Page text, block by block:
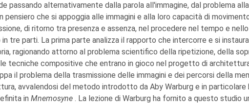
passando alternativamente dalla parola all'immagine, dal problema
pensiero che si appoggia alle immagini e alla loro capacità di
di ritorno tra presenza e assenza, nel procedere nel tempo e
tre parti. La prima parte analizza il rapporto che intercorre e si
ragionando attorno al problema scientifico della ripetizione, della
tecniche compositive che entrano in gioco nel progetto di
il problema della trasmissione delle immagini e dei percorsi della
avvalendosi del metodo introdotto da Aby Warburg e in particolare
in Mnemosyne . La lezione di Warburg ha fornito a questo studio